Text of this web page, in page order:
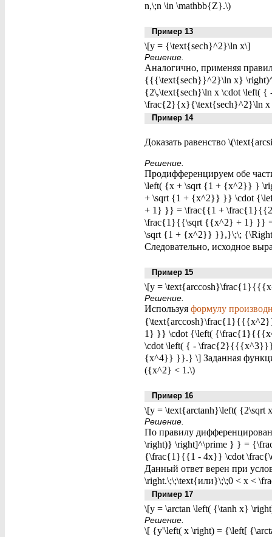
n,\;n \in \mathbb{Z}.\)
Пример 13
\[y = {\text{sech}^2}\ln x\]
Решение.
Аналогично, применяя
{{{\text{sech}}^2}\ln x}
{2\,\text{sech}\ln x \cdot \left(
\frac{2}{x}{\text{sech}^2}\ln x
Пример 14
Доказать равенство
Решение.
Продифференцируем обе
\left( {x + \sqrt {1 + {x^2}} }
+ \sqrt {1 + {x^2}} }} \cdot
+ 1} }} = \frac{{1 +
\frac{1}{{\sqrt {{x^2} + 1} }}
\sqrt {1 + {x^2}} }},}\;\;
Следовательно, исходное
Пример 15
\[y =
Решение.
Используя формулу
1} }} \cdot {\left(
\cdot \left( { -
{x^4}} }}.} \] Заданная
({x^2} < 1.\)
Пример 16
\[y = \text{arctanh}\left( {2\sqrt
Решение.
По правилу
\right)} \right]^\prime } } =
{\frac{1}{{1 - 4x}} \cdot
Данный ответ верен при
\right.\;\;\text{или}\;\;0 < x <
Пример 17
\[y = \arctan \left( {\tanh x}
Решение.
\[ {y'\left( x \right) = {\left[